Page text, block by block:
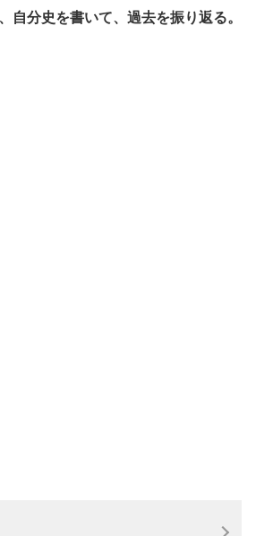
自分史を書いて、過去を振り返る。